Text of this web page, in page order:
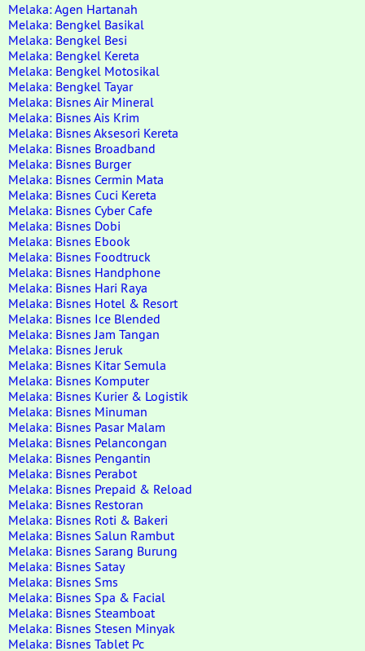
Melaka: Agen Hartanah
Melaka: Bengkel Basikal
Melaka: Bengkel Besi
Melaka: Bengkel Kereta
Melaka: Bengkel Motosikal
Melaka: Bengkel Tayar
Melaka: Bisnes Air Mineral
Melaka: Bisnes Ais Krim
Melaka: Bisnes Aksesori Kereta
Melaka: Bisnes Broadband
Melaka: Bisnes Burger
Melaka: Bisnes Cermin Mata
Melaka: Bisnes Cuci Kereta
Melaka: Bisnes Cyber Cafe
Melaka: Bisnes Dobi
Melaka: Bisnes Ebook
Melaka: Bisnes Foodtruck
Melaka: Bisnes Handphone
Melaka: Bisnes Hari Raya
Melaka: Bisnes Hotel & Resort
Melaka: Bisnes Ice Blended
Melaka: Bisnes Jam Tangan
Melaka: Bisnes Jeruk
Melaka: Bisnes Kitar Semula
Melaka: Bisnes Komputer
Melaka: Bisnes Kurier & Logistik
Melaka: Bisnes Minuman
Melaka: Bisnes Pasar Malam
Melaka: Bisnes Pelancongan
Melaka: Bisnes Pengantin
Melaka: Bisnes Perabot
Melaka: Bisnes Prepaid & Reload
Melaka: Bisnes Restoran
Melaka: Bisnes Roti & Bakeri
Melaka: Bisnes Salun Rambut
Melaka: Bisnes Sarang Burung
Melaka: Bisnes Satay
Melaka: Bisnes Sms
Melaka: Bisnes Spa & Facial
Melaka: Bisnes Steamboat
Melaka: Bisnes Stesen Minyak
Melaka: Bisnes Tablet Pc